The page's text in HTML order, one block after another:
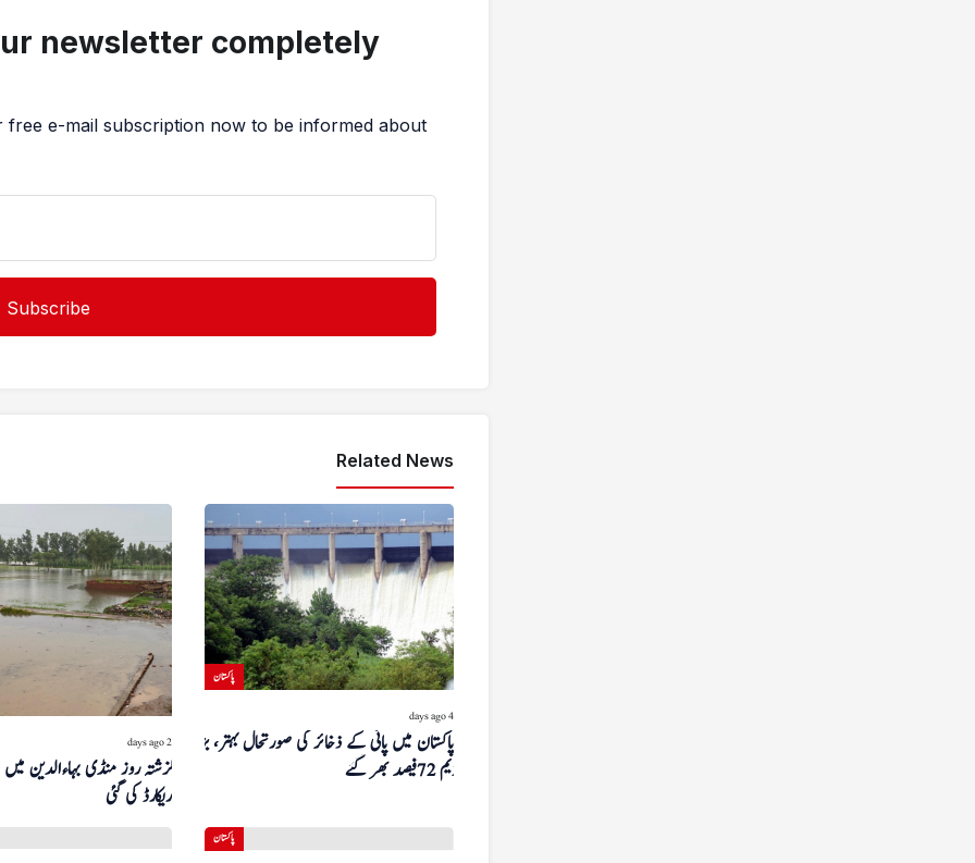
newsletter completely
e-mail subscription now to be informed about
Related News
2 days ago
ریکارڈ کی گئی
پاکستان
4 days ago
پاکستان میں پانی کے ذخائر کی صورتحال بہتر، بڑے
ڈیم 72 فیصد بھر گئے
پاکستان